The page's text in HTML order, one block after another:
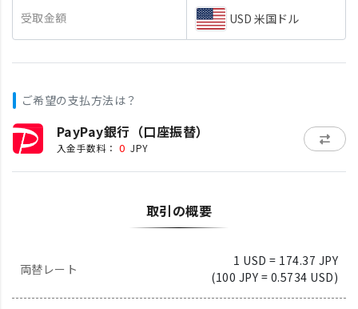
受取金額 USD 米国ドル
ご希望の支払方法は？
PayPay銀行（口座振替）
入金手数料： 0 JPY
取引の概要
両替レート
1 USD = 174.37 JPY
(100 JPY = 0.5734 USD)